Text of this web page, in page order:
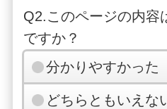
Q2.このページの内容
ですか？
分かりやすかった
どちらともいえな